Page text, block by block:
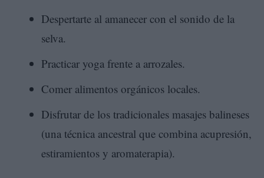
Despertarte al amanecer con el sonido de la
selva.
Practicar yoga frente a arrozales.
Comer alimentos orgánicos locales.
Disfrutar de los tradicionales masajes balineses
(una técnica ancestral que combina acupresión,
estiramientos y aromaterapia).